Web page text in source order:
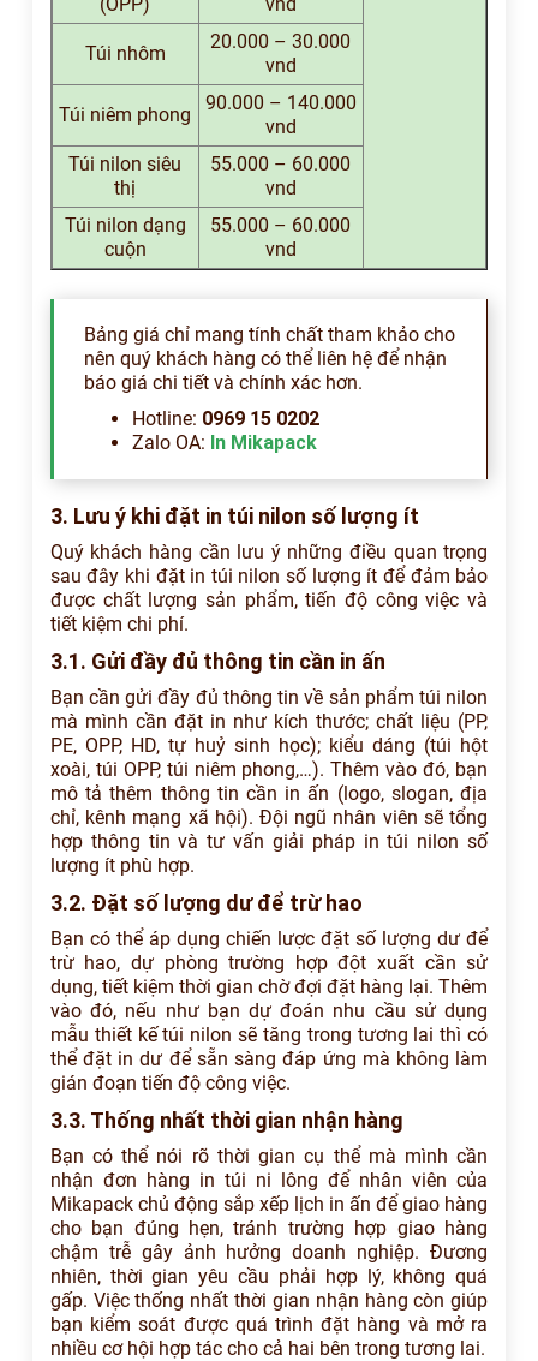
Túi nhôm
20.000 – 30.000
vnd
Túi niêm phong
90.000 – 140.000
vnd
Túi nilon siêu
thị
55.000 – 60.000
vnd
Túi nilon dạng
cuộn
55.000 – 60.000
vnd
Bảng giá chỉ mang tính chất tham khảo cho
nên quý khách hàng có thể liên hệ để nhận
báo giá chi tiết và chính xác hơn.
Hotline: 0969 15 0202
Zalo OA: In Mikapack
3. Lưu ý khi đặt in túi nilon số lượng ít
Quý khách hàng cần lưu ý những điều quan trọng
sau đây khi đặt in túi nilon số lượng ít để đảm bảo
được chất lượng sản phẩm, tiến độ công việc và
tiết kiệm chi phí.
3.1. Gửi đầy đủ thông tin cần in ấn
Bạn cần gửi đầy đủ thông tin về sản phẩm túi nilon
mà mình cần đặt in như kích thước; chất liệu (PP,
PE, OPP, HD, tự huỷ sinh học); kiểu dáng (túi hột
xoài, túi OPP, túi niêm phong,…). Thêm vào đó, bạn
mô tả thêm thông tin cần in ấn (logo, slogan, địa
chỉ, kênh mạng xã hội). Đội ngũ nhân viên sẽ tổng
hợp thông tin và tư vấn giải pháp in túi nilon số
lượng ít phù hợp.
3.2. Đặt số lượng dư để trừ hao
Bạn có thể áp dụng chiến lược đặt số lượng dư để
trừ hao, dự phòng trường hợp đột xuất cần sử
dụng, tiết kiệm thời gian chờ đợi đặt hàng lại. Thêm
vào đó, nếu như bạn dự đoán nhu cầu sử dụng
mẫu thiết kế túi nilon sẽ tăng trong tương lai thì có
thể đặt in dư để sẵn sàng đáp ứng mà không làm
gián đoạn tiến độ công việc.
3.3. Thống nhất thời gian nhận hàng
Bạn có thể nói rõ thời gian cụ thể mà mình cần
nhận đơn hàng in túi ni lông để nhân viên của
Mikapack chủ động sắp xếp lịch in ấn để giao hàng
cho bạn đúng hẹn, tránh trường hợp giao hàng
chậm trễ gây ảnh hưởng doanh nghiệp. Đương
nhiên, thời gian yêu cầu phải hợp lý, không quá
gấp. Việc thống nhất thời gian nhận hàng còn giúp
bạn kiểm soát được quá trình đặt hàng và mở ra
nhiều cơ hội hợp tác cho cả hai bên trong tương lai.